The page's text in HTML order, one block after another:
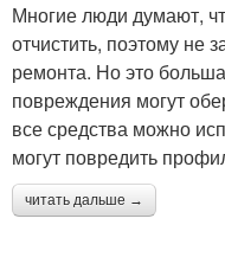
Многие люди думают,
отчистить, поэтому не
ремонта. Но это
повреждения могут
все средства можно
могут повредить
читать дальше →